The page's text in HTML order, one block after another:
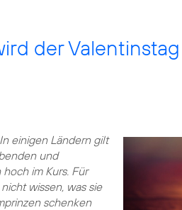
der
einigen Ländern gilt
und
im Kurs. Für
wissen, was sie
schenken